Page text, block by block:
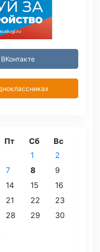
Пт Сб Вс
1
2
7 8
9
14 15
16
21 22
23
28 29
30